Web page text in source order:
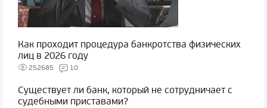
Как проходит процедура банкротства физических
лиц в 2026 году
252685 10
Существует ли банк, который не сотрудничает с
судебными приставами?